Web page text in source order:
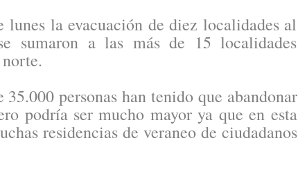
lunes la evacuación de diez localidades al
sumaron a las más de 15 localidades
personas han tenido que abandonar
podría ser mucho mayor ya que en esta
residencias de veraneo de ciudadanos